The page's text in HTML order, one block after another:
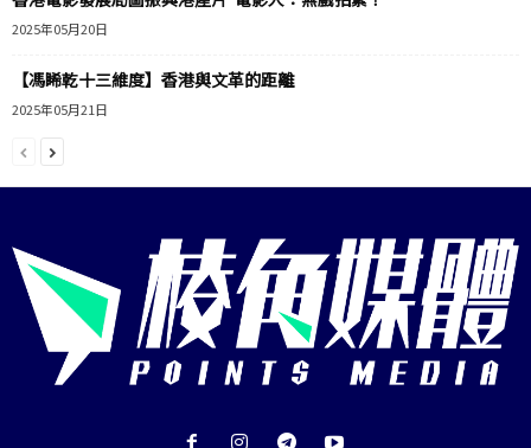
2025年05月20日
【馮睎乾十三維度】香港與文革的距離
2025年05月21日